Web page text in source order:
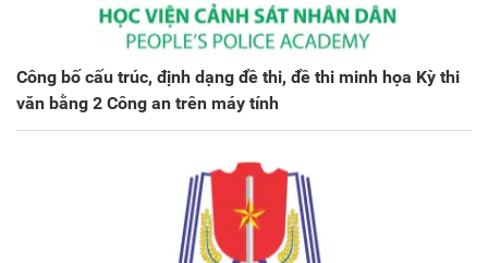
Công bố cấu trúc, định dạng đề thi, đề thi minh họa Kỳ thi
văn bằng 2 Công an trên máy tính